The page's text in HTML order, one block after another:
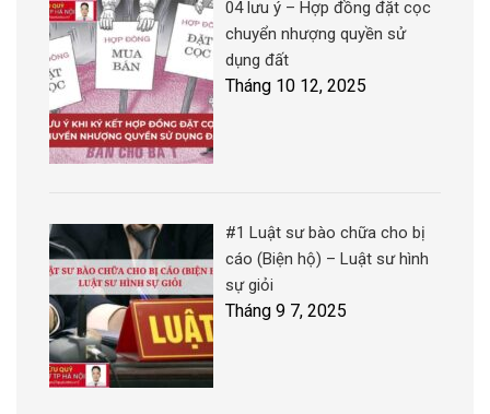
04 lưu ý – Hợp đồng đặt cọc
chuyển nhượng quyền sử
dụng đất
Tháng 10 12, 2025
#1 Luật sư bào chữa cho bị
cáo (Biện hộ) – Luật sư hình
sự giỏi
Tháng 9 7, 2025